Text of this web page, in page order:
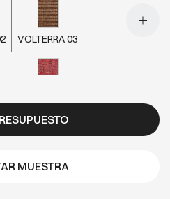
VOLTERRA 03
MUESTRA